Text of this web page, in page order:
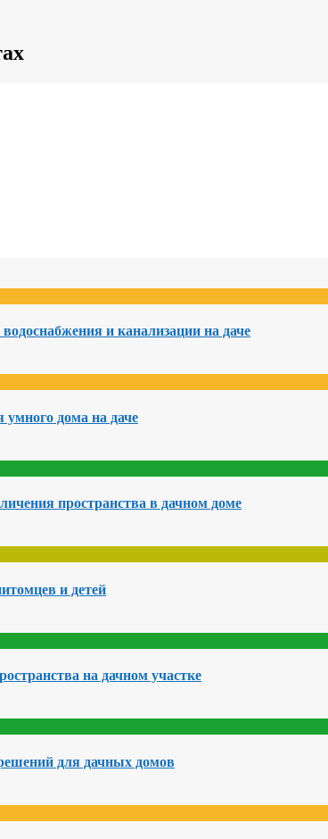
и канализации на даче
умного дома на даче
пространства в дачном доме
и детей
на дачном участке
для дачных домов